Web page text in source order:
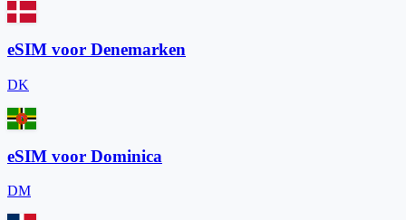
eSIM voor Denemarken
DK
eSIM voor Dominica
DM